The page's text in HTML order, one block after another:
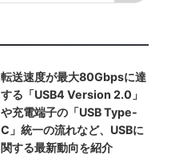
転送速度が最大80Gbpsに達
する「USB4 Version 2.0」
や充電端子の「USB Type-
C」統一の流れなど、USBに
関する最新動向を紹介